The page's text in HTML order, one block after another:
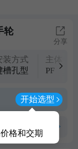
轮
分享
装方式
槽孔型
主体材
PF
开始选型
格和交期
查看PDF图档